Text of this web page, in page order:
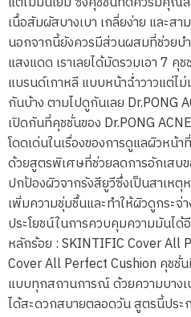
เนื้อสัมผัสบางเบา เกลี่ยง่าย และส
นอกจากนี้ยังควรมีส่วนผสมที่ช่วยบ
แสงแดด เราเลยได้มัดรวมเอา 7
แบรนด์เกาหลี แบบหน้าฉ่ำวาวแต่ไ
กันบ้าง ตามไปดูกันเลย Dr.PONG
เปิดกันที่คุชชั่นของ Dr.PONG
โดดเด่นในเรื่องของการดูแลผิวห
ด้วยสูตรพิเศษที่ช่วยลดการอักเสบ
ปกป้องผิวจากรังสียูวีซึ่งเป็นสาเห
เพิ่มความชุ่มชื้นและทำให้ผิวดูกระ
ประโยชน์ในการควบคุมความมันไ
หลักร้อย : SKINTIFIC Cover All
Cover All Perfect Cushion คุชชั่
แบบทุกสถานการณ์ ด้วยความบางเ
ได้สะดวกสบายตลอดวัน สูตรนี้ประ